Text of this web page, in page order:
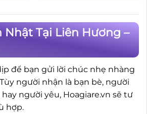
Nhật Tại Liên Hương –
để bạn gửi lời chúc nhẹ nhàng
người nhận là bạn bè, người
người yêu, Hoagiare.vn sẽ tư
hợp.